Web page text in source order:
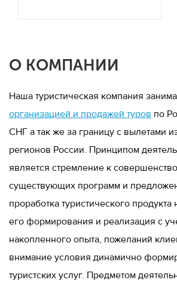
О КОМПАНИИ
Наша туристическая компания
организацией и продажей туров по
СНГ а так же за границу с вылетами
регионов России. Принципом
является стремление к
существующих программ и
проработка туристического
его формирования и реализация с
накопленного опыта, пожеланий
внимание условия динамично
туристских услуг. Предметом